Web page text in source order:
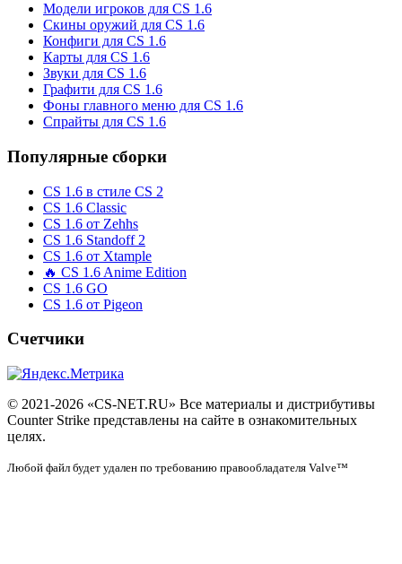
Модели игроков для CS 1.6
Скины оружий для CS 1.6
Конфиги для CS 1.6
Карты для CS 1.6
Звуки для CS 1.6
Графити для CS 1.6
Фоны главного меню для CS 1.6
Спрайты для CS 1.6
Популярные сборки
CS 1.6 в стиле CS 2
CS 1.6 Classic
CS 1.6 от Zehhs
CS 1.6 Standoff 2
CS 1.6 от Xtample
🔥 CS 1.6 Anime Edition
CS 1.6 GO
CS 1.6 от Pigeon
Счетчики
© 2021-2026 «CS-NET.RU» Все материалы и дистрибутивы
Counter Strike представлены на сайте в ознакомительных
целях.
Любой файл будет удален по требованию правообладателя Valve™